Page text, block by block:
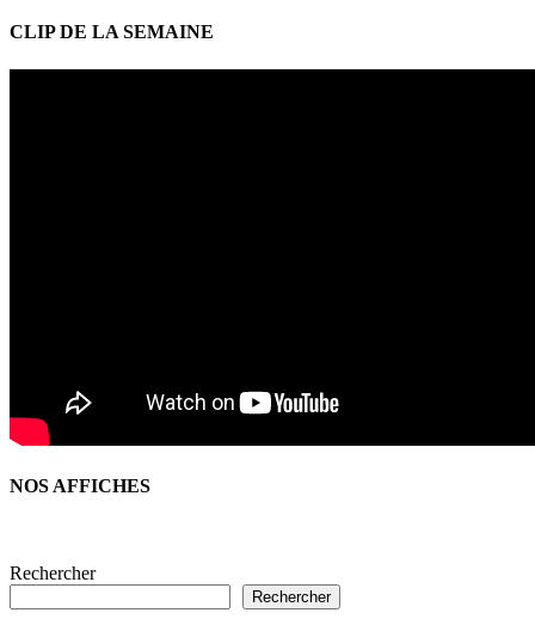
CLIP DE LA SEMAINE
NOS AFFICHES
Rechercher
Rechercher